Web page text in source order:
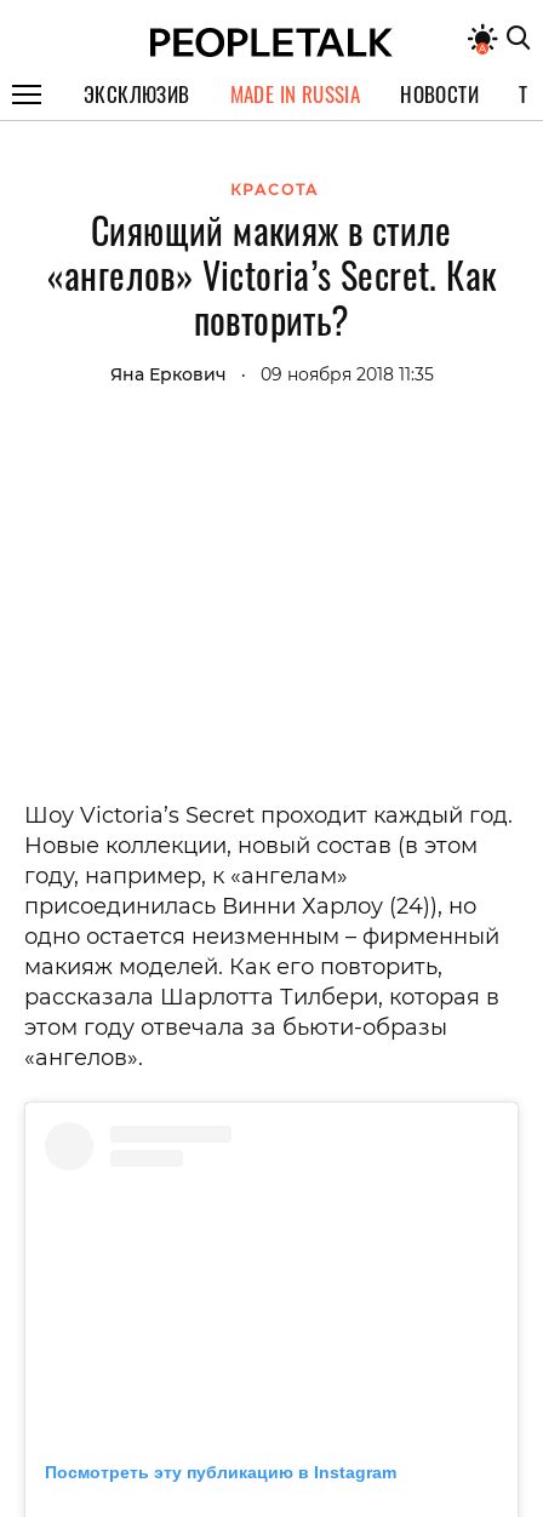
ЭКСКЛЮЗИВ
СПЕЦПРОЕКТЫ
ИНТЕРВЬЮ
ПОКОЛЕНИЕ
MADE IN RUSSIA НОВОСТИ
КРАСОТА
Сияющий макияж в стиле
«ангелов» Victoria’s Secret. Как
повторить?
Яна Еркович • 09 ноября 2018 11:35
Шоу Victoria’s Secret проходит каждый год.
Новые коллекции, новый состав (в этом
году, например, к «ангелам»
присоединилась Винни Харлоу (24)), но
одно остается неизменным – фирменный
макияж моделей. Как его повторить,
рассказала Шарлотта Тилбери, которая в
этом году отвечала за бьюти-образы
«ангелов».
Посмотреть эту публикацию в Instagram